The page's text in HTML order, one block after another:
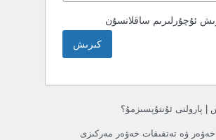
ئۇچۇرلىرىم ساقلانسۇن
پارولنى ئۇنتۇپسىزمۇ؟